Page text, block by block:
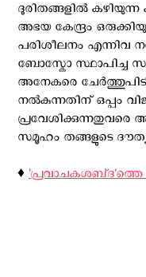
ദുരിതങ്ങളില്‍
അഭയ കേന്ദ്രം
പരിശീലനം
ബോസ്കോ സ്ഥാപിച്ച
അനേകരെ
നല്‍കുന്നതിന് ഒപ്പം
പ്രവേശിക്കുന്നതുവരെ
സമൂഹം തങ്ങളുടെ
♦️